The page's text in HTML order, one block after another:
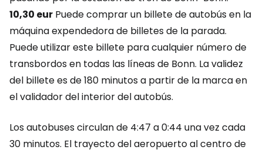
10,30 eur Puede comprar un billete de autobús en la
máquina expendedora de billetes de la parada.
Puede utilizar este billete para cualquier número de
transbordos en todas las líneas de Bonn. La validez
del billete es de 180 minutos a partir de la marca en
el validador del interior del autobús.
Los autobuses circulan de 4:47 a 0:44 una vez cada
30 minutos. El trayecto del aeropuerto al centro de